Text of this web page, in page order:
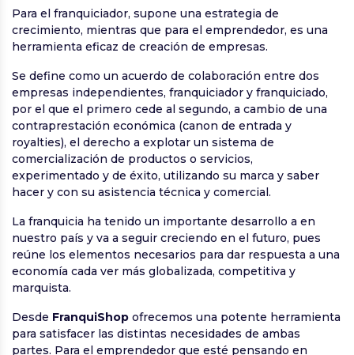
Para el franquiciador, supone una estrategia de
crecimiento, mientras que para el emprendedor, es una
herramienta eficaz de creación de empresas.
Se define como un acuerdo de colaboración entre dos
empresas independientes, franquiciador y franquiciado,
por el que el primero cede al segundo, a cambio de una
contraprestación económica (canon de entrada y
royalties), el derecho a explotar un sistema de
comercialización de productos o servicios,
experimentado y de éxito, utilizando su marca y saber
hacer y con su asistencia técnica y comercial.
La franquicia ha tenido un importante desarrollo a en
nuestro país y va a seguir creciendo en el futuro, pues
reúne los elementos necesarios para dar respuesta a una
economía cada ver más globalizada, competitiva y
marquista.
Desde FranquiShop ofrecemos una potente herramienta
para satisfacer las distintas necesidades de ambas
partes. Para el emprendedor que esté pensando en